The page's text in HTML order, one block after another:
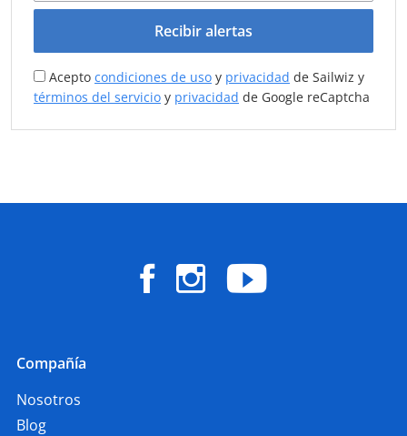
Recibir alertas
Acepto condiciones de uso y privacidad de Sailwiz y
términos del servicio y privacidad de Google reCaptcha
Compañía
Nosotros
Blog